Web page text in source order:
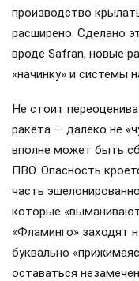
производство
расширено. Сделано
вроде Safran, новые
«начинку» и системы
Не стоит
ракета — далеко не
вполне может быть
ПВО. Опасность
часть
которые
«Фламинго» заходят
буквально
оставаться